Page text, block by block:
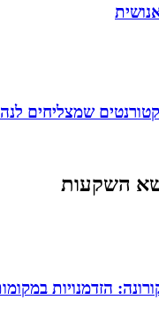
שמצליחים
השקעות
הזדמנויות